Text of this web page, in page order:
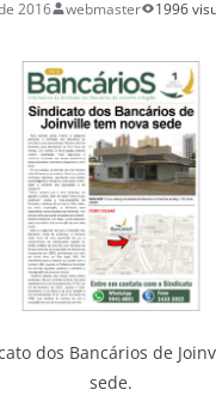
2016 webmaster
1996
dos Bancários de
sede.